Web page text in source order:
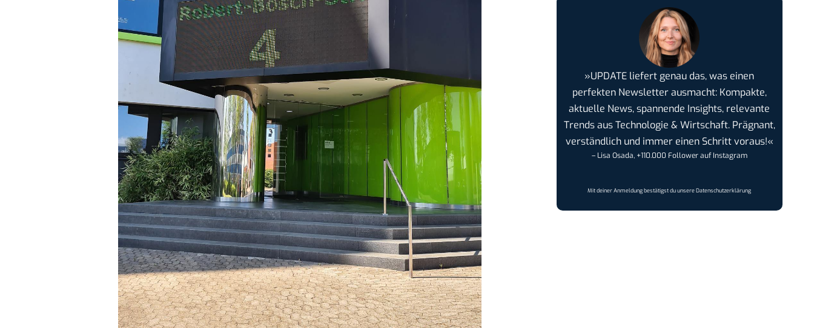
»UPDATE liefert genau das, was einen
perfekten Newsletter ausmacht: Kompakte,
aktuelle News, spannende Insights, relevante
Trends aus Technologie & Wirtschaft. Prägnant,
verständlich und immer einen Schritt voraus!«
– Lisa Osada, +110.000 Follower auf Instagram
Mit deiner Anmeldung bestätigst du unsereDatenschutzerklärung